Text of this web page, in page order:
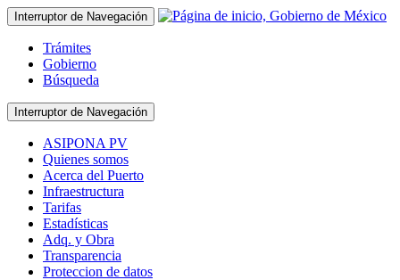
Interruptor de Navegación
Trámites
Gobierno
Búsqueda
Interruptor de Navegación
ASIPONA PV
Quienes somos
Acerca del Puerto
Infraestructura
Tarifas
Estadísticas
Adq. y Obra
Transparencia
Proteccion de datos